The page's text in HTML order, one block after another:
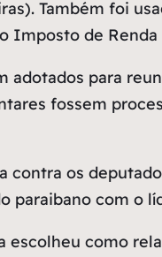
Também foi
Imposto de
adotados para
fossem
contra os
paraibano com o
escolheu como